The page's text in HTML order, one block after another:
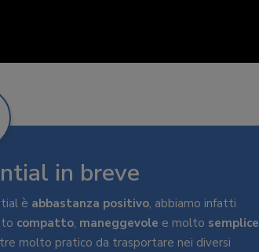
in breve
è abbastanza positivo, abbiamo infatti
compatto, maneggevole e molto semplice
molto pratico da trasportare nei diversi